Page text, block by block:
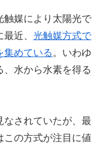
触媒により太陽光で
近、 光触媒方式で
集めている 。いわゆ
、水から水素を得る
なされていたが、最
この方式が注目に値